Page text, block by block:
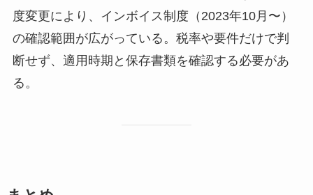
度変更により、インボイス制度（2023年10月〜）
の確認範囲が広がっている。税率や要件だけで判
断せず、適用時期と保存書類を確認する必要があ
る。